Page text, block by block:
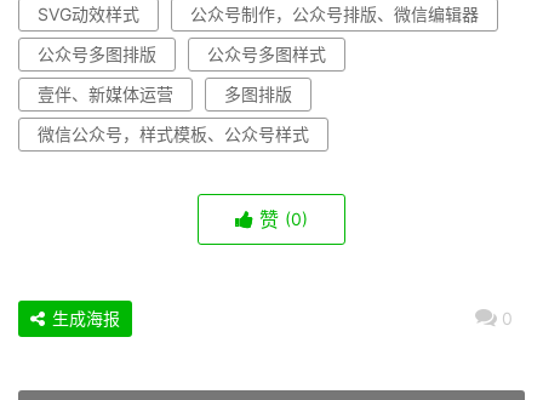
SVG动效样式
公众号制作，公众号排版、微信编辑器
公众号多图排版
公众号多图样式
壹伴、新媒体运营
多图排版
微信公众号，样式模板、公众号样式
赞 (0)
0
生成海报